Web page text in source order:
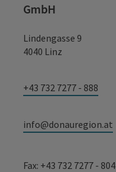
GmbH
Lindengasse 9
4040 Linz
+43 732 7277 - 888
info@donauregion.at
Fax: +43 732 7277 - 804